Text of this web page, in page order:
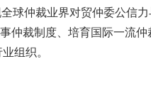
球仲裁业界对贸仲委公信
仲裁制度、培育国际一流仲
组织。